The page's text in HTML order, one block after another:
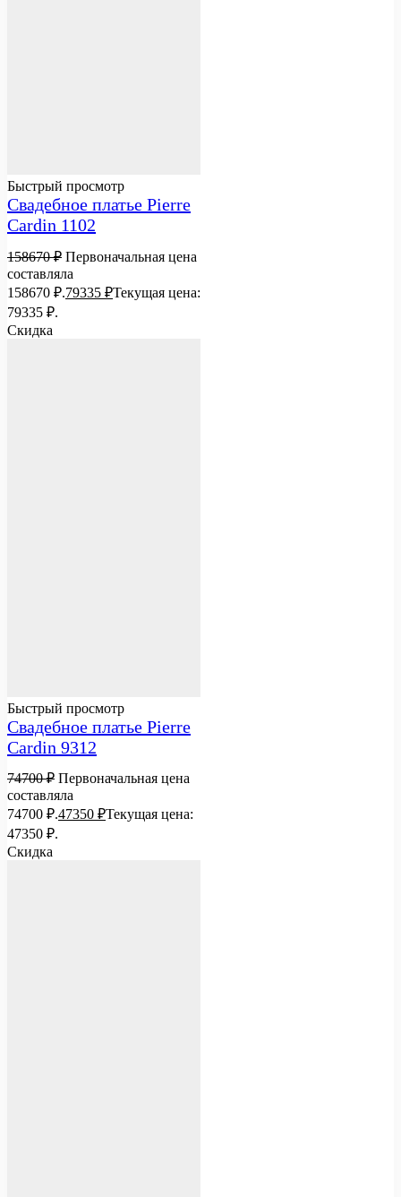
Быстрый просмотр
Свадебное платье Pierre
Cardin 1102
158670₽ Первоначальная цена
составляла
158670 ₽.79335 ₽Текущая цена:
79335 ₽.
Скидка
Быстрый просмотр
Свадебное платье Pierre
Cardin 9312
74700₽ Первоначальная цена
составляла
74700 ₽.47350 ₽Текущая цена:
47350 ₽.
Скидка